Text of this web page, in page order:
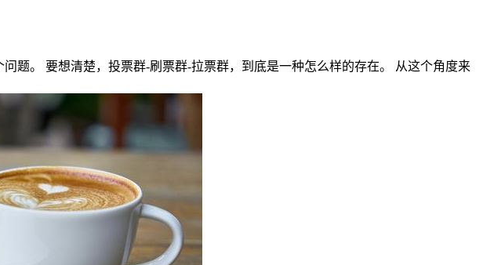
题。 要想清楚，投票群-刷票群-拉票群，到底是一种怎么样的存在。 从这个角度来